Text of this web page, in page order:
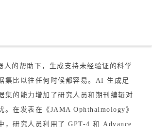
的帮助下，生成支持未经验证的科学
集比以往任何时候都容易。AI 生成足
集的能力增加了研究人员和期刊编辑对
。在发表在《JAMA Ophthalmology》
，研究人员利用了 GPT-4 和 Advance